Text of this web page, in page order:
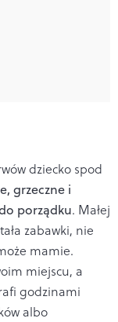
dziecko spod
grzeczne i
porządku. Małej
zabawki, nie
mamie.
miejscu, a
godzinami
albo